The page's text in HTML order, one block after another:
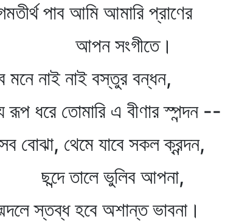
পাব আমি আমারি প্রাণের
সংগীতে।
মনে নাই নাই বস্তুর বন্ধন,
রূপ ধরে তোমারি এ বীণার স্পন্দন --
বোঝা, থেমে যাবে সকল ক্রন্দন,
ভুলিব আপনা,
স্তব্ধ হবে অশান্ত ভাবনা।